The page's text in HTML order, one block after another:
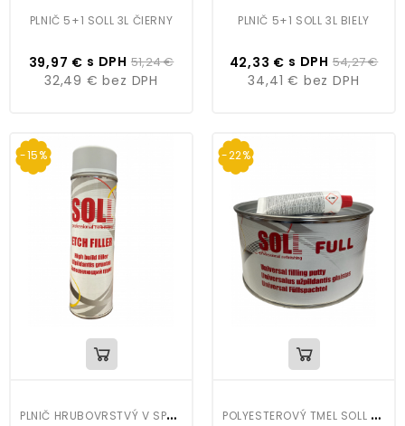
PLNIČ 5+1 SOLL 3L ČIERNY
39,97 € s DPH 51,24 €
32,49 € bez DPH
PLNIČ 5+1 SOLL 3L BIELY
42,33 € s DPH 54,27 €
34,41 € bez DPH
-15%
P
LNIČ HRUBOVRSTVÝ V SPREJI SOLL
-22%
P
OLYESTEROVÝ TMEL SOLL FULL 1,8KG